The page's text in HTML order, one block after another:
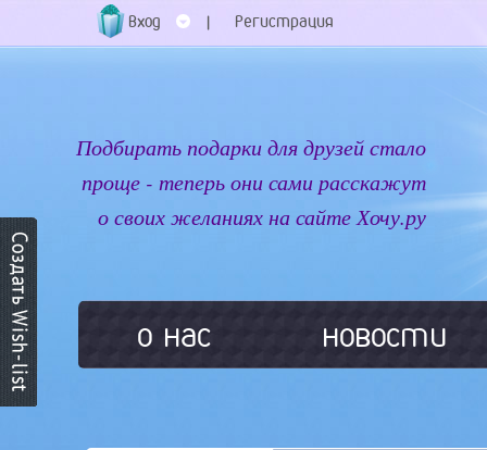
Вход | Регистрация
Подбирать подарки для друзей стало
проще - теперь они сами расскажут
о своих желаниях на сайте Хочу.ру
о нас новости